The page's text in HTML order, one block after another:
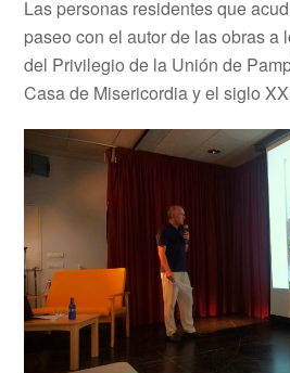
Las personas residentes que
paseo con el autor de las obras a
del Privilegio de la Unión de
Casa de Misericordia y el siglo